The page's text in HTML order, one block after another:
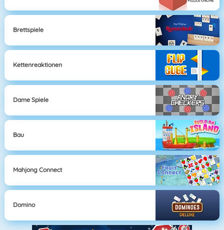
Brettspiele
Kettenreaktionen
Dame Spiele
Bau
Mahjong Connect
Domino